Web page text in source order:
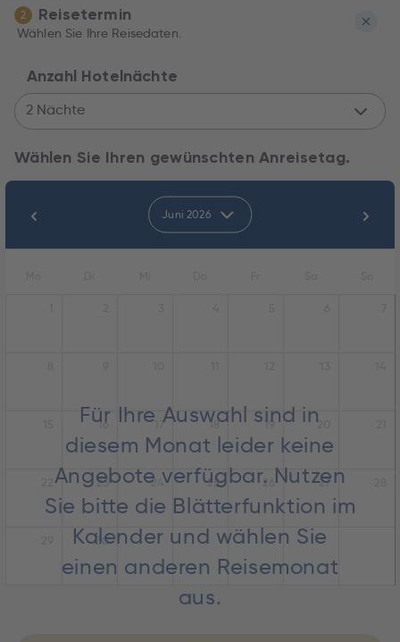
2 Reisetermin
Wählen Sie Ihre Reisedaten.
Anzahl Hotelnächte
2 Nächte
Wählen Sie Ihren gewünschten Anreisetag.
Juni 2026
Für Ihre Auswahl sind in
diesem Monat leider keine
Angebote verfügbar. Nutzen
Sie bitte die Blätterfunktion im
Kalender und wählen Sie
einen anderen Reisemonat
aus.
16 17 18 19 20
23 24 25 26 27
30